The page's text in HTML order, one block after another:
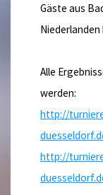
Gäste aus
Alle
werden:
http://
http://